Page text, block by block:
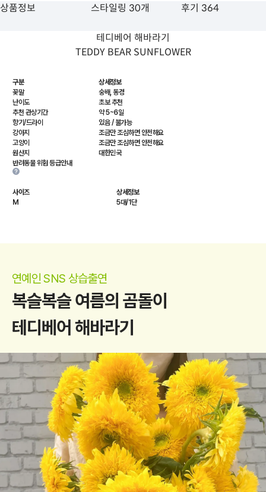
상품정보 스타일링 30개 후기 364
테디베어 해바라기
TEDDY BEAR SUNFLOWER
구분
상세정보
꽃말
숭배, 동경
난이도
초보 추천
추천 관상기간
약 5~6일
향기/드라이
있음 / 불가능
강아지
조금만 조심하면 안전해요
고양이
조금만 조심하면 안전해요
원산지
대한민국
반려동물 위험 등급안내
사이즈
상세정보
M
5대/1단
연예인 SNS 상습출연
복슬복슬 여름의 곰돌이
테디베어 해바라기